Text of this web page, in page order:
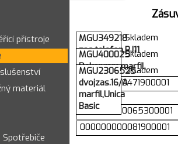
přístroje
materiál
Spotřebiče
MGU349218
zas.telefon.RJ11
jednon.
000000000471900001
Skladem
MGU400025
Dekor.ram,marfil,
Unica
colors
000000000065300001
Skladem
MGU2306525
dvojzas.16/A
marfil,Unica
Basic
000000000081900001
Skladem